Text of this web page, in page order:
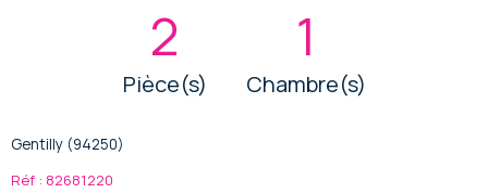
2
Pièce(s)
1
Chambre(s)
Gentilly (94250)
Réf : 82681220